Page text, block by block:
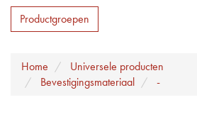
Productgroepen
Home
Universele producten
Bevestigingsmateriaal
-